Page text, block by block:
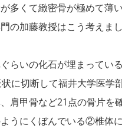
多くて緻密骨が極めて薄
の加藤教授はこう考えまし
らいの化石が埋まって
に切断して福井大学医学
肩甲骨など21点の骨片
うにくぼんでいる②椎体